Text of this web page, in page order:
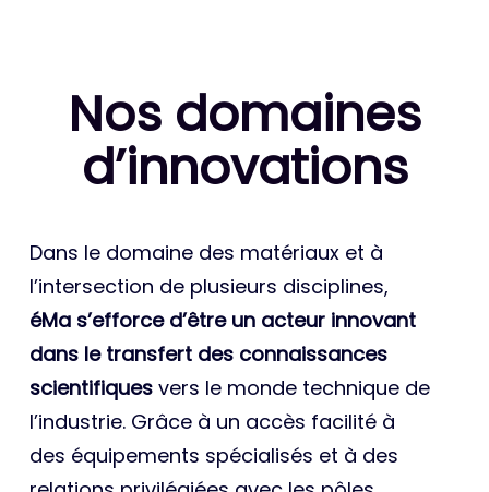
Nos domaines
d’innovations
Dans le domaine des matériaux et à
l’intersection de plusieurs disciplines,
éMa s’efforce d’être un acteur innovant
dans le transfert des connaissances
scientifiques vers le monde technique de
l’industrie. Grâce à un accès facilité à
des équipements spécialisés et à des